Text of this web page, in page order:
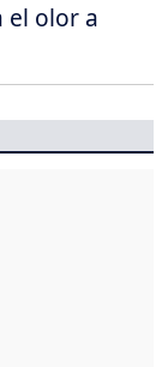
el olor a